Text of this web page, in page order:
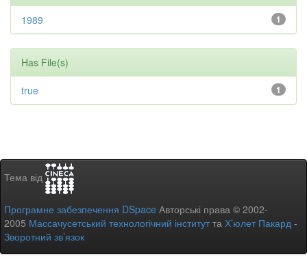
1
1989
Has File(s)
1
true
Тема від
Програмне забезпечення DSpace Авторські права © 2002-
2005 Массачусетський технологічний інститутта Х’юлет Пакард -
Зворотний зв’язок